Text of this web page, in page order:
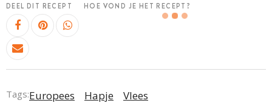
DEEL DIT RECEPT HOE VOND JE HET RECEPT?
Tags:Europees Hapje Vlees